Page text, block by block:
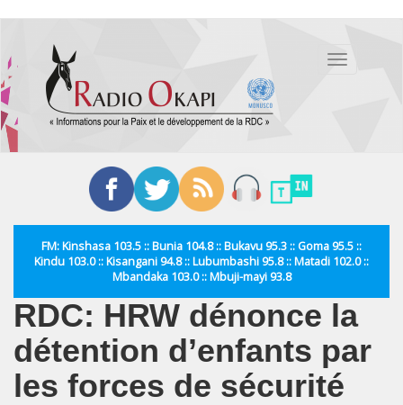
contenu
principal
Toggle
FM: Kinshasa 103.5 :: Bunia 104.8 :: Bukavu 95.3 :: Goma 95.5 ::
Kindu 103.0 :: Kisangani 94.8 :: Lubumbashi 95.8 :: Matadi 102.0 ::
Mbandaka 103.0 :: Mbuji-mayi 93.8
RDC: HRW dénonce la
détention d’enfants par
les forces de sécurité